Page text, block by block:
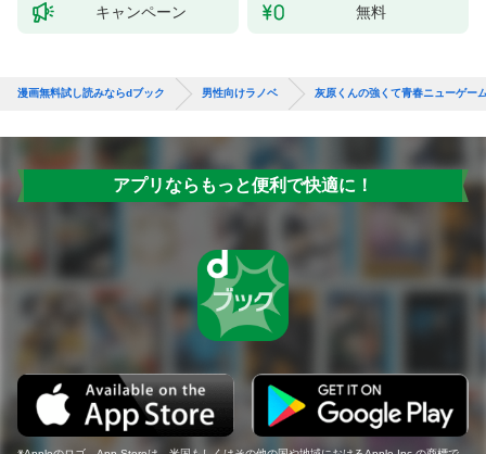
キャンペーン 無料
漫画無料試し読みならdブック 男性向けラノベ 灰原くんの強くて青春ニューゲー
アプリならもっと便利で快適に！